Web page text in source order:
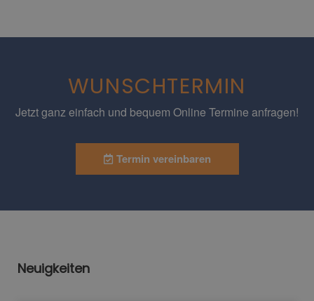
WUNSCHTERMIN
Jetzt ganz einfach und bequem Online Termine anfragen!
Termin vereinbaren
Neuigkeiten